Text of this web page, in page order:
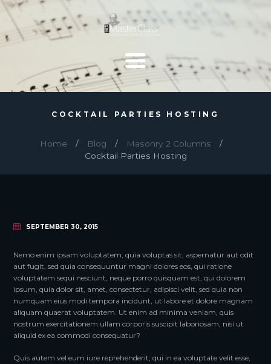
COCKTAIL PARTIES HOSTING
Home Blog
Masonry 2 Columns
Cocktail Parties Hosting
SEPTEMBER 30, 2015
Nemo enim ipsam voluptatem, quia voluptas sit, aspernatur aut odit
aut fugit, sed quia consequuntur magni dolores eos, qui ratione
voluptatem sequi nesciunt, neque porro quisquam est, qui dolorem
ipsum, quia dolor sit, amet, consectetur, adipisci velit, sed quia non
numquam eius modi tempora incidunt, ut labore et dolore magnam
aliquam quaerat voluptatem. Ut enim ad minima veniam, quis
nostrum exercitationem ullam corporis suscipit laboriosam, nisi ut
aliquid ex ea commodi consequatur?
Quis autem vel eum iure reprehenderit, qui in ea voluptate velit esse,